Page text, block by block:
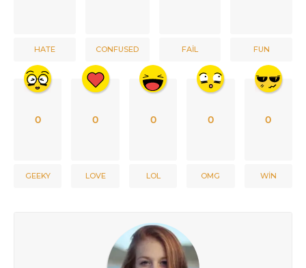
HATE CONFUSED FAIL FUN
0
GEEKY
0
LOVE
0
LOL
0
OMG
0
WIN